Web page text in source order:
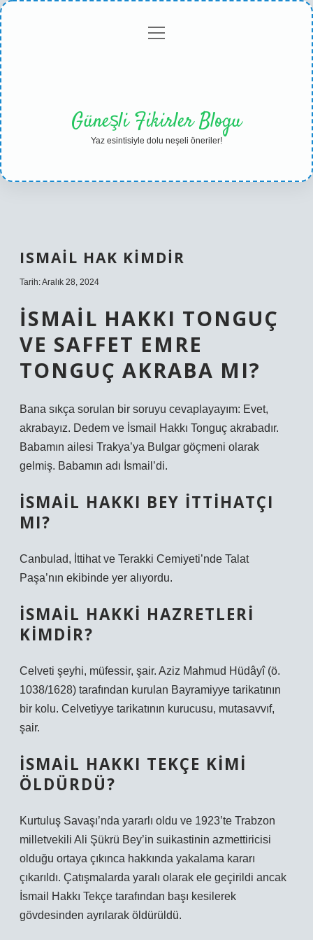
Gizlilikmenüyü
Güneşli Fikirler Blogu
Yaz esintisiyle dolu neşeli öneriler!
ISMAIL HAK KIMDIR
Tarih: Aralık 28, 2024
İSMAIL HAKKI TONGUÇ
VE SAFFET EMRE
TONGUÇ AKRABA MI?
Bana sıkça sorulan bir soruyu cevaplayayım: Evet,
akrabayız. Dedem ve İsmail Hakkı Tonguç akrabadır.
Babamın ailesi Trakya’ya Bulgar göçmeni olarak
gelmiş. Babamın adı İsmail’di.
İSMAIL HAKKI BEY ITTIHATÇI
MI?
Canbulad, İttihat ve Terakki Cemiyeti’nde Talat
Paşa’nın ekibinde yer alıyordu.
İSMAIL HAKKI HAZRETLERI
KIMDIR?
Celveti şeyhi, müfessir, şair. Aziz Mahmud Hüdâyî (ö.
1038/1628) tarafından kurulan Bayramiyye tarikatının
bir kolu. Celvetiyye tarikatının kurucusu, mutasavvıf,
şair.
İSMAIL HAKKI TEKÇE KIMI
ÖLDÜRDÜ?
Kurtuluş Savaşı’nda yararlı oldu ve 1923’te Trabzon
milletvekili Ali Şükrü Bey’in suikastinin azmettiricisi
olduğu ortaya çıkınca hakkında yakalama kararı
çıkarıldı. Çatışmalarda yaralı olarak ele geçirildi ancak
İsmail Hakkı Tekçe tarafından başı kesilerek
gövdesinden ayrılarak öldürüldü.